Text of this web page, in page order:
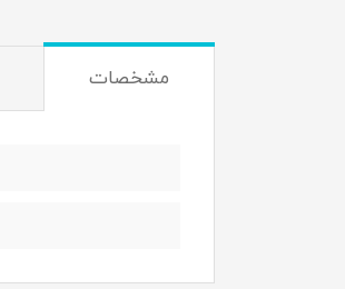
مشخصات